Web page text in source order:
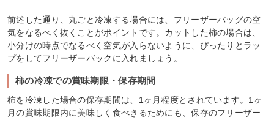
前述した通り、丸ごと冷凍する場合には、フリーザーバッグの空
気をなるべく抜くことがポイントです。カットした柿の場合は、
小分けの時点でなるべく空気が入らないように、ぴったりとラッ
プをしてフリーザーバックに入れましょう。
柿の冷凍での賞味期限・保存期間
柿を冷凍した場合の保存期間は、1ヶ月程度とされています。1ヶ
月の賞味期限内に美味しく食べきるためにも、保存のフリーザー